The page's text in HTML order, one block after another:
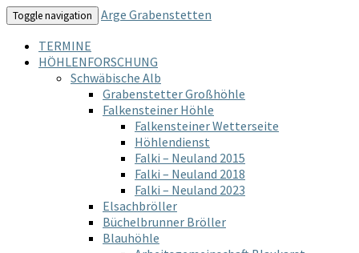
Toggle navigation
Arge Grabenstetten
TERMINE
HÖHLENFORSCHUNG
Schwäbische Alb
Grabenstetter Großhöhle
Falkensteiner Höhle
Falkensteiner Wetterseite
Höhlendienst
Falki – Neuland 2015
Falki – Neuland 2018
Falki – Neuland 2023
Elsachbröller
Büchelbrunner Bröller
Blauhöhle